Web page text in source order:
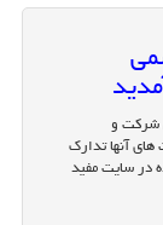
شرکت و
آنها تدارک
در سایت مفید